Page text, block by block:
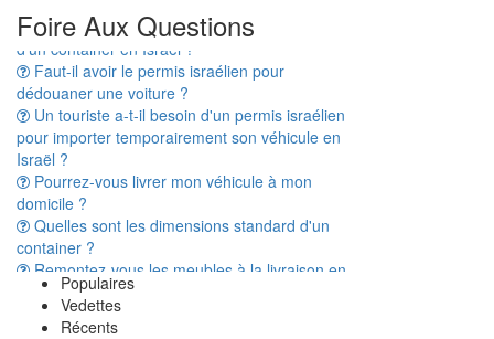
Foire Aux Questions
d'un container en Israël ?
Faut-il avoir le permis israélien pour
dédouaner une voiture ?
Un touriste a-t-il besoin d'un permis israélien
pour importer temporairement son véhicule en
Israël ?
Pourrez-vous livrer mon véhicule à mon
domicile ?
Quelles sont les dimensions standard d'un
container ?
Remontez-vous les meubles à la livraison en
Israël ?
A t'on vraiment besoin d'avoir une Téoudat
Zéouth pour dédouaner son déménagement
en Israël ?
Populaires
Vedettes
Récents